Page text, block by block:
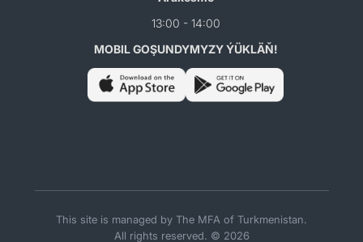
13:00 - 14:00
MOBIL GOŞUNDYMYZY ÝÜKLÄŇ!
This site is managed by The MFA of Turkmenistan.
All rights reserved. © 2026